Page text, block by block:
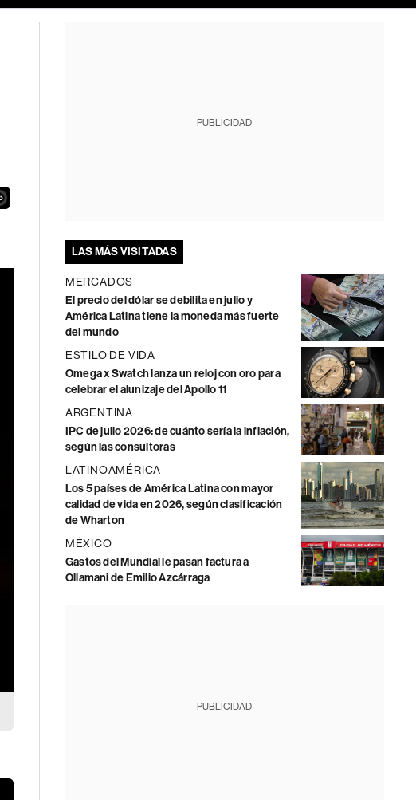
PUBLICIDAD
LAS MÁS VISITADAS
MERCADOS
El precio del dólar se debilita en julio y
América Latina tiene la moneda más fuerte
del mundo
ESTILO DE VIDA
Omega x Swatch lanza un reloj con oro para
celebrar el alunizaje del Apollo 11
ARGENTINA
IPC de julio 2026: de cuánto sería la inflación,
según las consultoras
LATINOAMÉRICA
Los 5 países de América Latina con mayor
calidad de vida en 2026, según clasificación
de Wharton
MÉXICO
Gastos del Mundial le pasan factura a
Ollamani de Emilio Azcárraga
PUBLICIDAD